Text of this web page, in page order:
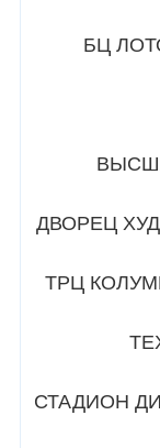
БЦ
ДВОРЕЦ
ТРЦ
СТАДИОН